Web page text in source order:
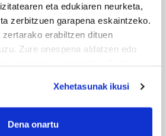
eta edukiaren neurketa,
zerbitzuen garapena eskaintzeko.
erabiltzen dituen
Zure onespena aldatzen edo
also like to:
about your geographical
Xehetasunak ikusi
Dena onartu